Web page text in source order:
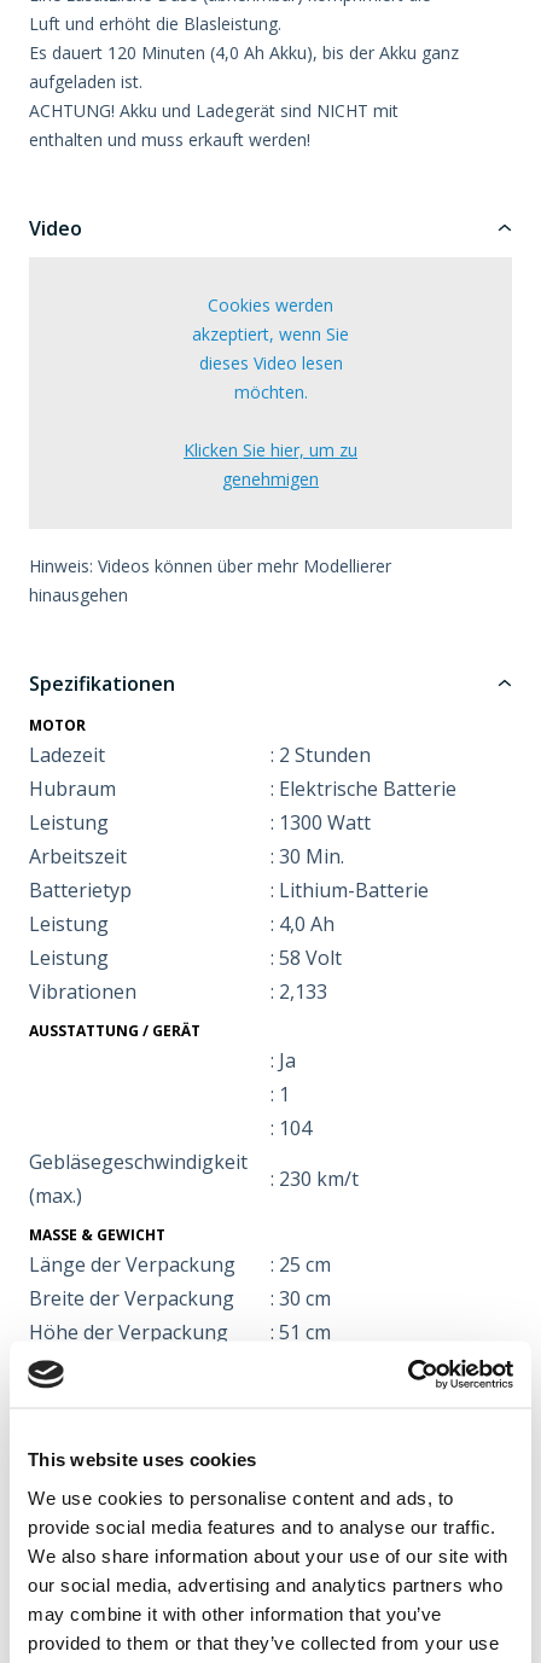
This website uses cookies
We use cookies to personalise content and ads, to
provide social media features and to analyse our traffic.
We also share information about your use of our site with
our social media, advertising and analytics partners who
may combine it with other information that you’ve
provided to them or that they’ve collected from your use
Luft und erhöht die Blasleistung.
Es dauert 120 Minuten (4,0 Ah Akku), bis der Akku ganz
aufgeladen ist.
ACHTUNG! Akku und Ladegerät sind NICHT mit
enthalten und muss erkauft werden!
Video
Cookies werden
akzeptiert, wenn Sie
dieses Video lesen
möchten.
Klicken Sie hier, um zu
genehmigen
Hinweis: Videos können über mehr Modellierer
hinausgehen
Spezifikationen
MOTOR
Ladezeit
: 2 Stunden
Hubraum
: Elektrische Batterie
Leistung
: 1300 Watt
Arbeitszeit
: 30 Min.
Batterietyp
: Lithium-Batterie
Leistung
: 4,0 Ah
Leistung
: 58 Volt
Vibrationen
: 2,133
AUSSTATTUNG / GERÄT
: Ja
: 1
: 104
Gebläsegeschwindigkeit
(max.)
: 230 km/t
MASSE & GEWICHT
Länge der Verpackung
: 25 cm
Breite der Verpackung
: 30 cm
Höhe der Verpackung
: 51 cm
Gewicht
Dänemark
Tel. +45 6395 5555 |
www.texas.dk | VAT DK
66212319